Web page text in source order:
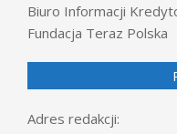
Biuro Informacji
Fundacja Teraz Polska
Adres redakcji: